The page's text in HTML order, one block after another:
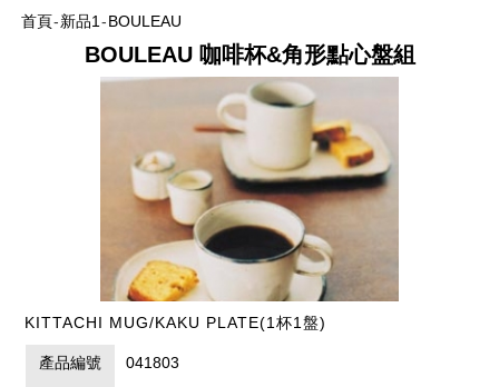
首頁-新品1 -BOULEAU
BOULEAU 咖啡杯&角形點心盤組
KITTACHI MUG/KAKU PLATE(1杯1盤)
產品編號
041803